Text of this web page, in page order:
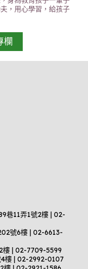
，用心學習，給孩子
欄
巷11弄1號2樓 | 02-
號6樓 | 02-6613-
樓 | 02-7709-5599
4樓 | 02-2992-0107